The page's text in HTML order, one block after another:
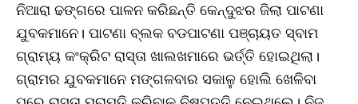
ନିଆରା ଢଙ୍ଗରେ ପାଳନ କରିଛନ୍ତି କେନ୍ଦୁଝର ଜିଲା ପାଟଣା
ଯୁବକମାନେ। ପାଟଣା ବ୍ଲକ ବଡପାଟଣା ପଞ୍ଚାୟତ ସ୍ବାମ
ଗ୍ରାମ୍ୟ କଂକ୍ରିଟ ରାସ୍ତା ଖାଲଖମାରେ ଭର୍ତ୍ତି ହୋଇଥିଲା।
ଗ୍ରାମର ଯୁବକମାନେ ମଙ୍ଗଳବାର ସକାଳୁ ହୋଲି ଖେଳିବା